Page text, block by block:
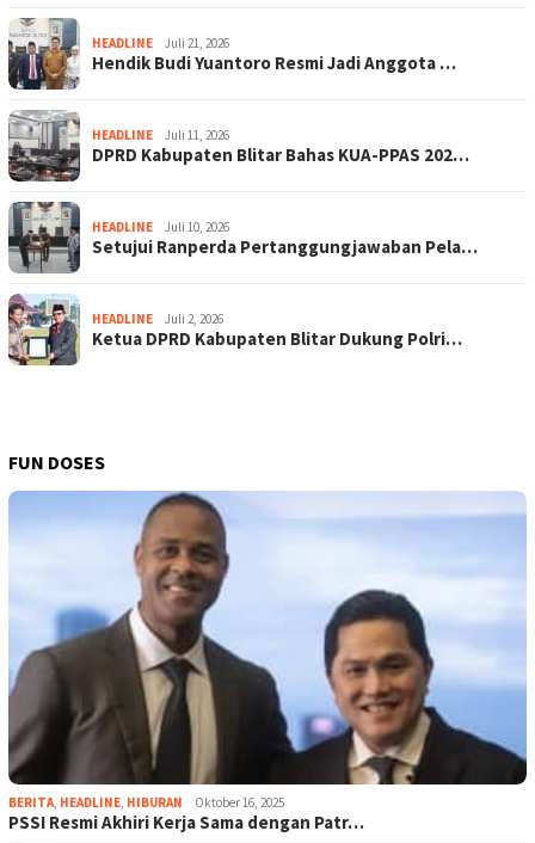
HEADLINE Juli 21, 2026
Hendik Budi Yuantoro Resmi Jadi Anggota …
HEADLINE Juli 11, 2026
DPRD Kabupaten Blitar Bahas KUA-PPAS 202…
HEADLINE Juli 10, 2026
Setujui Ranperda Pertanggungjawaban Pela…
HEADLINE Juli 2, 2026
Ketua DPRD Kabupaten Blitar Dukung Polri…
FUN DOSES
BERITA, HEADLINE, HIBURAN Oktober 16, 2025
PSSI Resmi Akhiri Kerja Sama dengan Patr…